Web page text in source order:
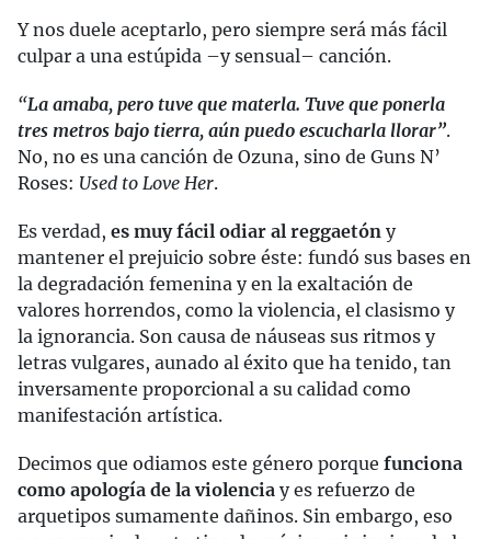
Y nos duele aceptarlo, pero siempre será más fácil
culpar a una estúpida –y sensual– canción.
“La amaba, pero tuve que materla. Tuve que ponerla
tres metros bajo tierra, aún puedo escucharla llorar”.
No, no es una canción de Ozuna, sino de Guns N’
Roses: Used to Love Her.
Es verdad, es muy fácil odiar al reggaetón y
mantener el prejuicio sobre éste: fundó sus bases en
la degradación femenina y en la exaltación de
valores horrendos, como la violencia, el clasismo y
la ignorancia. Son causa de náuseas sus ritmos y
letras vulgares, aunado al éxito que ha tenido, tan
inversamente proporcional a su calidad como
manifestación artística.
Decimos que odiamos este género porque funciona
como apología de la violencia y es refuerzo de
arquetipos sumamente dañinos. Sin embargo, eso